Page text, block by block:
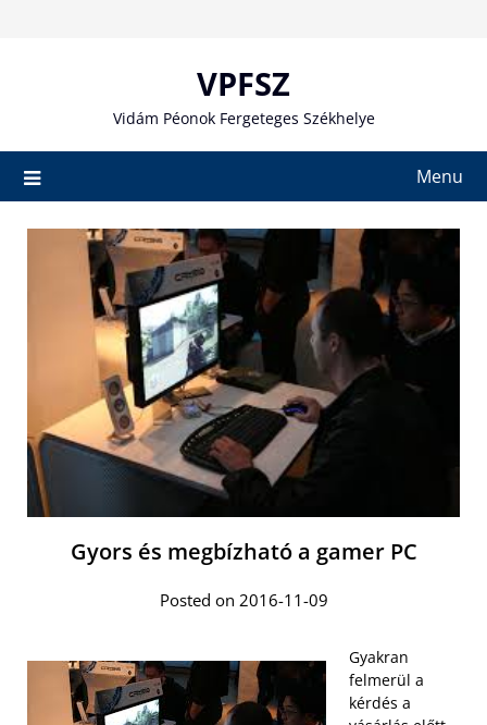
VPFSZ
Vidám Péonok Fergeteges Székhelye
Menu
Gyors és megbízható a gamer PC
Posted on 2016-11-09
Gyakran
felmerül a
kérdés a